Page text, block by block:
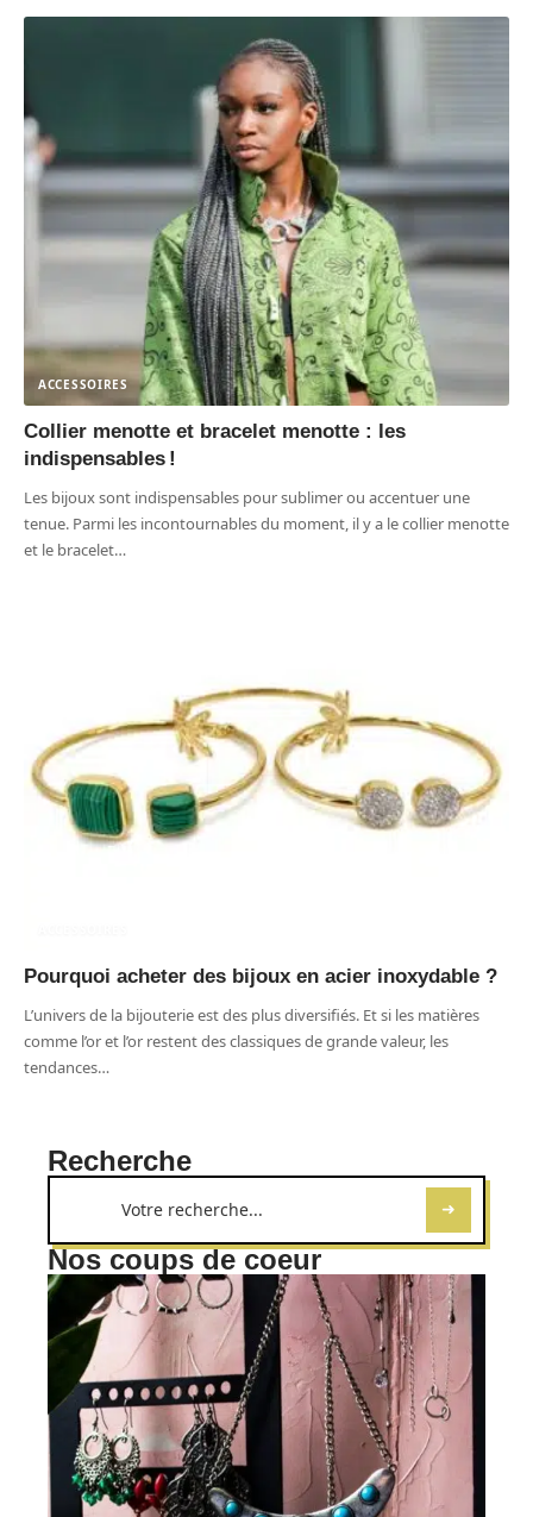
ACCESSOIRES
Collier menotte et bracelet menotte : les
indispensables !
Les bijoux sont indispensables pour sublimer ou accentuer une
tenue. Parmi les incontournables du moment, il y a le collier menotte
et le bracelet…
Pourquoi acheter des bijoux en acier inoxydable ?
L’univers de la bijouterie est des plus diversifiés. Et si les matières
comme l’or et l’or restent des classiques de grande valeur, les
tendances…
Recherche
Nos coups de coeur